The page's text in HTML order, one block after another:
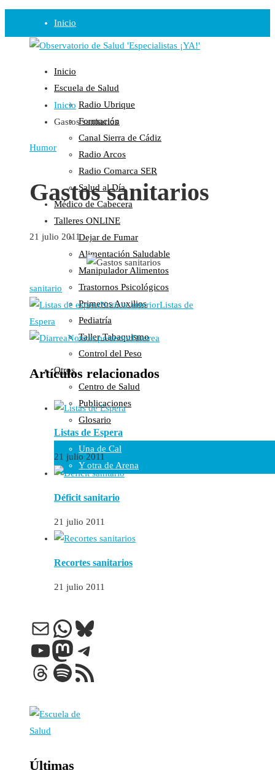
Inicio
Observatorio
Opinión
Radio
Guadalinfo Salud
Radio Guadalete
COPE Pontevedra
Salud en Radio Ubrique
Salud en Verano
Plataforma
Manifiestos
Comunicados
En nuestra Web
Colaboraciones
Cartas al Director
Medios de Comunicación
Otros
Vídeos
Audio
Cara Oscura Sanidad
Humor
Cal y Arena
Una de Cal
Y otra de Arena
Newsletter
Inicio
Escuela de Salud
Radio Ubrique
Formación
Canal Sierra de Cádiz
Radio Arcos
Radio Comarca SER
Salud al Día
Médico de Cabecera
Talleres ONLINE
Dejar de Fumar
Alimentación Saludable
Manipulador Alimentos
Trastornos Psicológicos
Primeros Auxilios
Pediatría
Taller Tabaquismo
Control del Peso
Otros
Centro de Salud
Publicaciones
Glosario
Inicio
Gastos sanitarios
Humor
Gastos sanitarios
21 julio 2011
sanitario
Noticia anteriorListas de
Espera
Noticia posteriorDiarrea
Artículos relacionados
Listas de Espera
21 julio 2011
Déficit sanitario
21 julio 2011
Recortes sanitarios
21 julio 2011
Correo electrónico
WhatsApp
Bluesky
YouTube
Mastodon
Telegram
Threads
Spotify
Feed RSS
Últimas